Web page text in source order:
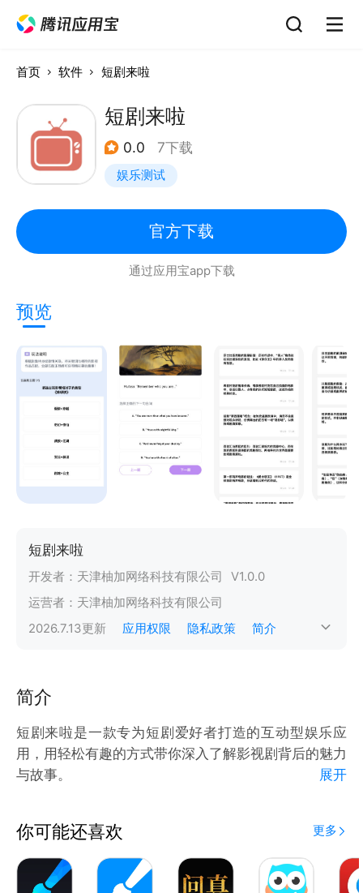
首页 软件 短剧来啦
短剧来啦
0.0 7下载
娱乐测试
官方下载
通过应用宝app下载
预览
短剧来啦
开发者： 天津柚加网络科技有限公司 V1.0.0
运营者： 天津柚加网络科技有限公司
2026.7.13更新 应用权限 隐私政策 简介
简介
短剧来啦是一款专为短剧爱好者打造的互动型娱乐应
用，用轻松有趣的方式带你深入了解影视剧背后的魅力
与故事。
词，猜出它的下一句，重温那些令人心动或令人爆笑的
瞬间；“剧场连连看”让你通过关键词与剧集之间的关联
推理出正确的匹配组合，全部答对还有机会解锁那些不
展开
你可能还喜欢 更多